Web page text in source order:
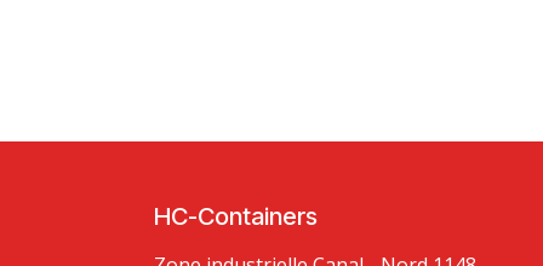
HC-Containers